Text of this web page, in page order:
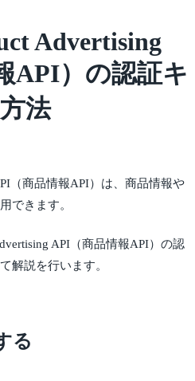
Advertising
API）の認証キ
法
（商品情報API）は、商品情報や
できます。
API（商品情報API）の認
解説を行います。
る